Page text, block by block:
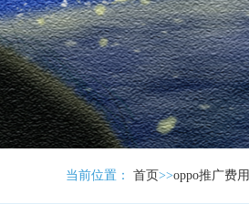
当前位置： 首页>>oppo推广费用